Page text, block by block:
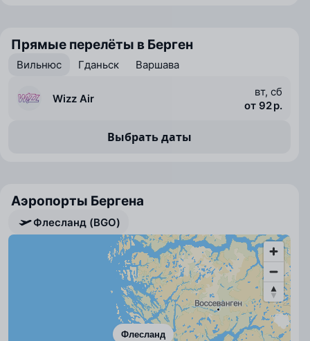
Прямые перелёты в Берген
Вильнюс Гданьск Варшава
Wizz Air
вт, сб
от 92 р.
Выбрать даты
Аэропорты Бергена
Флесланд (BGO)
Флесланд